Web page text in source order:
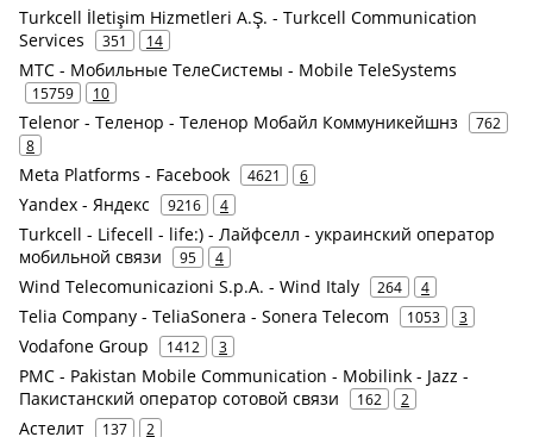
Turkcell İletişim Hizmetleri A.Ş. - Turkcell Communication
Services
351 14
МТС - Мобильные ТелеСистемы - Mobile TeleSystems
15759 10
Telenor - Теленор - Теленор Мобайл Коммуникейшнз
762
8
Meta Platforms - Facebook 4621 6
Yandex - Яндекс 9216 4
Turkcell - Lifecell - life:) - Лайфселл - украинский оператор
мобильной связи
95 4
Wind Telecomunicazioni S.p.A. - Wind Italy 264 4
Telia Company - TeliaSonera - Sonera Telecom 1053 3
Vodafone Group 1412 3
PMC - Pakistan Mobile Communication - Mobilink - Jazz -
Пакистанский оператор сотовой связи
162 2
Астелит 137 2